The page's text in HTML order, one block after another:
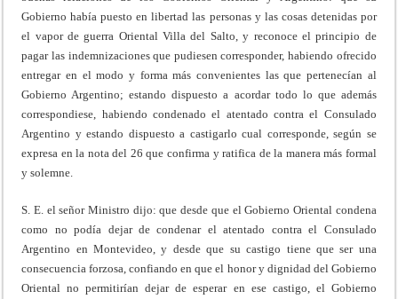
Gobierno había puesto en libertad las personas y las cosas detenidas por
el vapor de guerra Oriental Villa del Salto, y reconoce el principio de
pagar las indemnizaciones que pudiesen corresponder, habiendo ofrecido
entregar en el modo y forma más convenientes las que pertenecían al
Gobierno Argentino; estando dispuesto a acordar todo lo que además
correspondiese, habiendo condenado el atentado contra el Consulado
Argentino y estando dispuesto a castigarlo cual corresponde, según se
expresa en la nota del 26 que confirma y ratifica de la manera más formal
y solemne.
S. E. el señor Ministro dijo: que desde que el Gobierno Oriental condena
como no podía dejar de condenar el atentado contra el Consulado
Argentino en Montevideo, y desde que su castigo tiene que ser una
consecuencia forzosa, confiando en que el honor y dignidad del Gobierno
Oriental no permitirían dejar de esperar en ese castigo, el Gobierno